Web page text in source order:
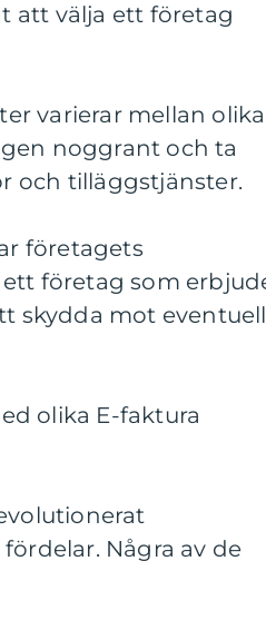
att välja ett företag
varierar mellan olika
noggrant och ta
och tilläggstjänster.
företagets
företag som
skydda mot
olika E-faktura
Några av de